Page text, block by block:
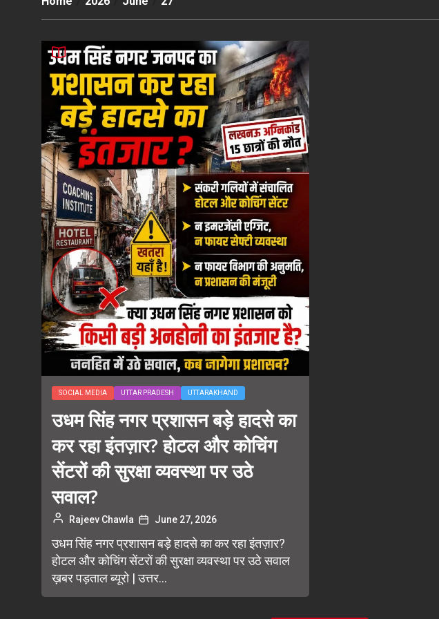
SOCIAL MEDIA UTTAR PRADESH UTTARAKHAND
उधम सिंह नगर प्रशासन बड़े हादसे का
कर रहा इंतज़ार? होटल और कोचिंग
सेंटरों की सुरक्षा व्यवस्था पर उठे
सवाल?
Rajeev Chawla June 27, 2026
उधम सिंह नगर प्रशासन बड़े हादसे का कर रहा इंतज़ार?
होटल और कोचिंग सेंटरों की सुरक्षा व्यवस्था पर उठे सवाल
ख़बर पड़ताल ब्यूरो | उत्तर...